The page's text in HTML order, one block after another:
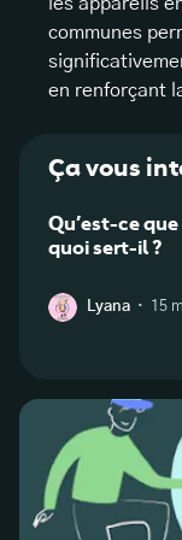
communes
en renforçant
Ça vous
Qu’est-ce
quoi sert-il ?
Lyana · 15